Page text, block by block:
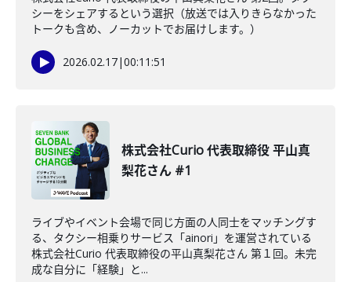
シーをシェアするという選択（放送では入りきらなかった
トークも含め、ノーカットでお届けします。）
2026.02.17|00:11:51
株式会社Curio 代表取締役 平山真
梨花さん #1
ライブやイベント会場で同じ方面の人同士をマッチングす
る、タクシー相乗りサービス「ainori」を運営されている
株式会社Curio 代表取締役の平山真梨花さん 第１回。未完
成な自分に「経験」と...